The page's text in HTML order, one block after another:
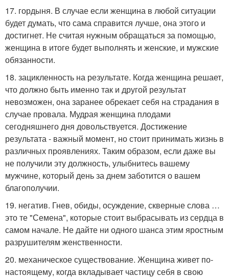
17. гордыня. В случае если женщина в любой ситуации
будет думать, что сама справится лучше, она этого и
достигнет. Не считая нужным обращаться за помощью,
женщина в итоге будет выполнять и женские, и мужские
обязанности.
18. зацикленность на результате. Когда женщина решает,
что должно быть именно так и другой результат
невозможен, она заранее обрекает себя на страдания в
случае провала. Мудрая женщина плодами
сегодняшнего дня довольствуется. Достижение
результата - важный момент, но стоит принимать жизнь в
различных проявлениях. Таким образом, если даже вы
не получили эту должность, улыбнитесь вашему
мужчине, который день за днем заботится о вашем
благополучии.
19. негатив. Гнев, обиды, осуждение, скверные слова …
это те "Семена", которые стоит выбрасывать из сердца в
самом начале. Не дайте ни одного шанса этим яростным
разрушителям женственности.
20. механическое существование. Женщина живет по-
настоящему, когда вкладывает частицу себя в свою